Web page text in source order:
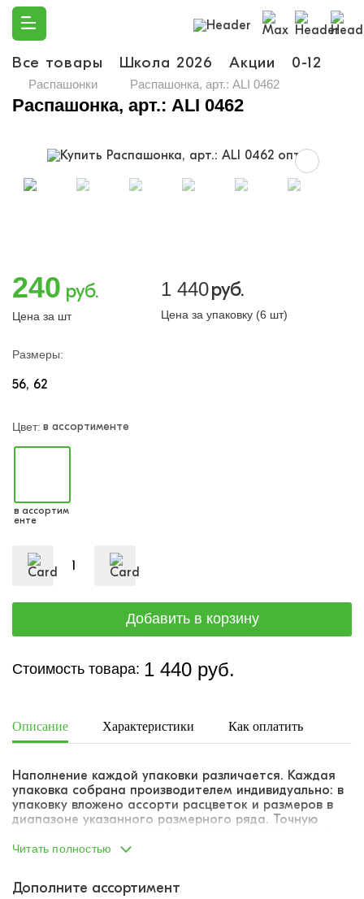
Все товары Школа 2026 Акции 0-12
Распашонки Распашонка, арт.: ALI 0462
Распашонка, арт.: ALI 0462
240 руб.
Цена за шт
1 440руб.
Цена за упаковку (6 шт)
Размеры:
56 62
Цвет: в ассортименте
в ассортим
енте
Стоимость товара: 1 440 руб.
Описание Характеристики Как оплатить
Наполнение каждой упаковки различается. Каждая
упаковка собрана производителем индивидуально: в
упаковку вложено ассорти расцветок и размеров в
диапазоне указанного размерного ряда. Точную
расцветок) указать не представляется возможным.
Читать полностью
Дополните ассортимент